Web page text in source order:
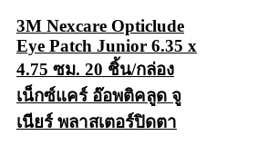
3M Nexcare Opticlude
Eye Patch Junior 6.35 x
4.75 ซม. 20 ชิ้น/กล่อง
เน็กซ์แคร์ อ๊อพติคลูด จู
เนียร์ พลาสเตอร์ปิดตา